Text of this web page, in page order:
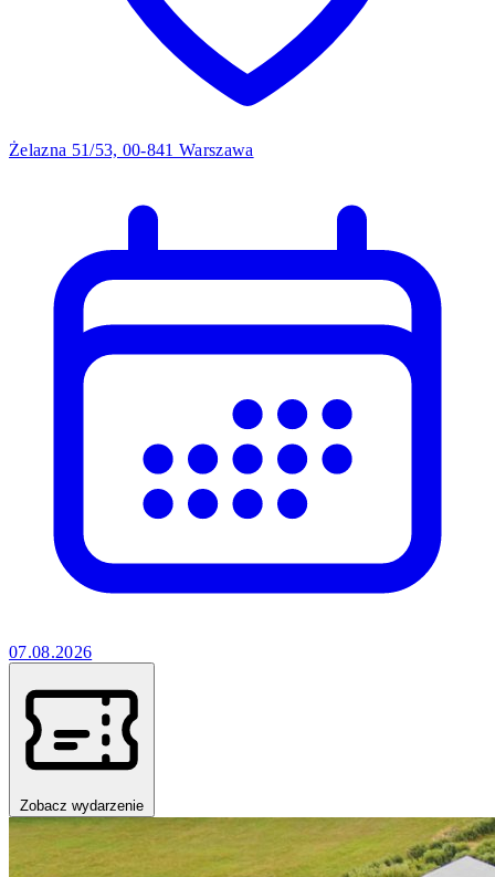
Żelazna 51/53, 00-841 Warszawa
07.08.2026
Zobacz wydarzenie